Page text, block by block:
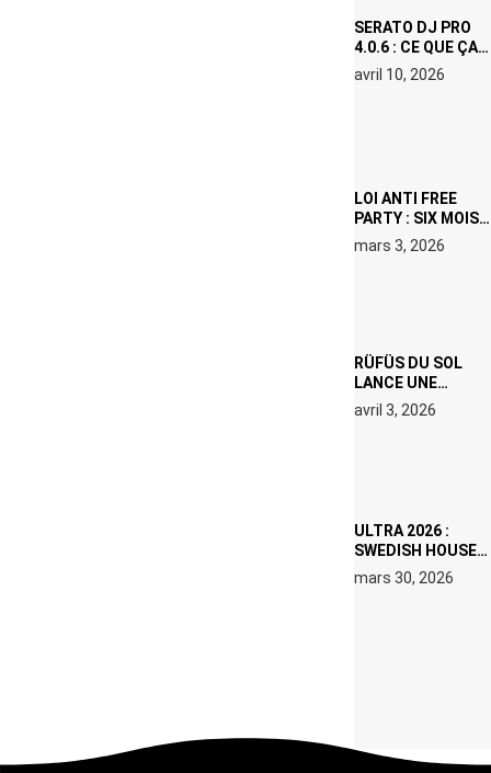
SERATO DJ PRO
4.0.6 : CE QUE ÇA
CHANGE, MÊME SI
VOUS N’ÊTES NI
avril 10, 2026
LOI ANTI FREE
PARTY : SIX MOIS
DE PRISON ET 5
000 € D’AMENDE
mars 3, 2026
RÜFÜS DU SOL
LANCE UNE
RÉSIDENCE DJ
SET DE QUATRE
avril 3, 2026
ULTRA 2026 :
SWEDISH HOUSE
MAFIA RETROUVE
ERIC PRYDZ DANS
mars 30, 2026